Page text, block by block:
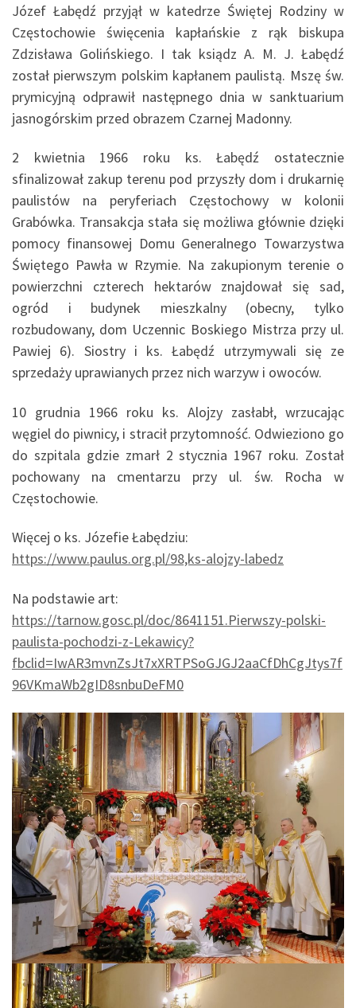
Józef Łabędź przyjął w katedrze Świętej Rodziny w
Częstochowie święcenia kapłańskie z rąk biskupa
Zdzisława Golińskiego. I tak ksiądz A. M. J. Łabędź
został pierwszym polskim kapłanem paulistą. Mszę św.
prymicyjną odprawił następnego dnia w sanktuarium
jasnogórskim przed obrazem Czarnej Madonny.
2 kwietnia 1966 roku ks. Łabędź ostatecznie
sfinalizował zakup terenu pod przyszły dom i drukarnię
paulistów na peryferiach Częstochowy w kolonii
Grabówka. Transakcja stała się możliwa głównie dzięki
pomocy finansowej Domu Generalnego Towarzystwa
Świętego Pawła w Rzymie. Na zakupionym terenie o
powierzchni czterech hektarów znajdował się sad,
ogród i budynek mieszkalny (obecny, tylko
rozbudowany, dom Uczennic Boskiego Mistrza przy ul.
Pawiej 6). Siostry i ks. Łabędź utrzymywali się ze
sprzedaży uprawianych przez nich warzyw i owoców.
10 grudnia 1966 roku ks. Alojzy zasłabł, wrzucając
węgiel do piwnicy, i stracił przytomność. Odwieziono go
do szpitala gdzie zmarł 2 stycznia 1967 roku. Został
pochowany na cmentarzu przy ul. św. Rocha w
Częstochowie.
Więcej o ks. Józefie Łabędziu:
https://www.paulus.org.pl/98,ks-alojzy-labedz
Na podstawie art:
https://tarnow.gosc.pl/doc/8641151.Pierwszy-polski-
paulista-pochodzi-z-Lekawicy?
fbclid=IwAR3mvnZsJt7xXRTPSoGJGJ2aaCfDhCgJtys7f
96VKmaWb2gID8snbuDeFM0